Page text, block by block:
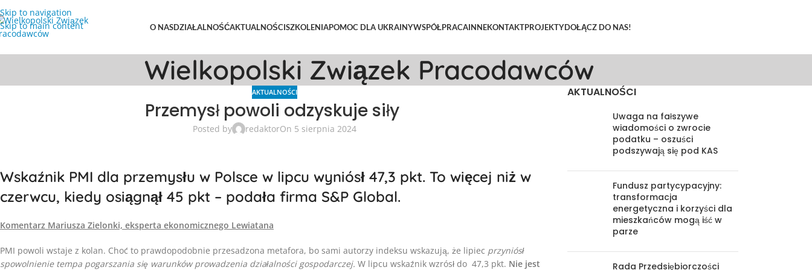
Skip to navigation
Skip to main content
O NASDZIAŁALNOŚĆAKTUALNOŚCISZKOLENIAPOMOC DLA UKRAINYWSPÓŁPRACAINNEKONTAKTPROJEKTYDOŁĄCZ DO NAS!
Wielkopolski Związek Pracodawców
AKTUALNOŚCI
Przemysł powoli odzyskuje siły
Posted by redaktorOn 5 sierpnia 2024
Wskaźnik PMI dla przemysłu w Polsce w lipcu wyniósł 47,3 pkt. To więcej niż w
czerwcu, kiedy osiągnął 45 pkt – podała firma S&P Global.
Komentarz Mariusza Zielonki, eksperta ekonomicznego Lewiatana
PMI powoli wstaje z kolan. Choć to prawdopodobnie przesadzona metafora, bo sami autorzy indeksu wskazują, że lipiec przyniósł
spowolnienie tempa pogarszania się warunków prowadzenia działalności gospodarczej. W lipcu wskaźnik wzrósł do 47,3 pkt. Nie jest
AKTUALNOŚCI
Uwaga na fałszywe
wiadomości o zwrocie
podatku – oszuści
podszywają się pod KAS
Fundusz partycypacyjny:
transformacja
energetyczna i korzyści dla
mieszkańców mogą iść w
parze
Rada Przedsiębiorczości